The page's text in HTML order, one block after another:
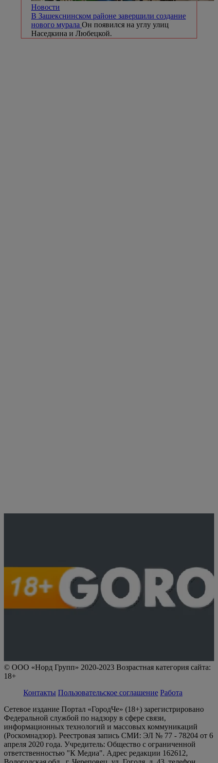
Новости
В Зашекснинском районе завершили создание
нового мурала Он появился на углу улиц
Наседкина и Любецкой.
© ООО «Норд Групп» 2020-2023 Возрастная категория сайта:
18+
Контакты Пользовательское соглашение Работа
Сетевое издание Портал «ГородЧе» (18+) зарегистрировано
Федеральной службой по надзору в сфере связи,
информационных технологий и массовых коммуникаций
(Роскомнадзор). Реестровая запись СМИ: ЭЛ № 77 - 78204 от 6
апреля 2020 года. Учредитель: Общество с ограниченной
ответственностью "К Медиа". Адрес редакции 162612,